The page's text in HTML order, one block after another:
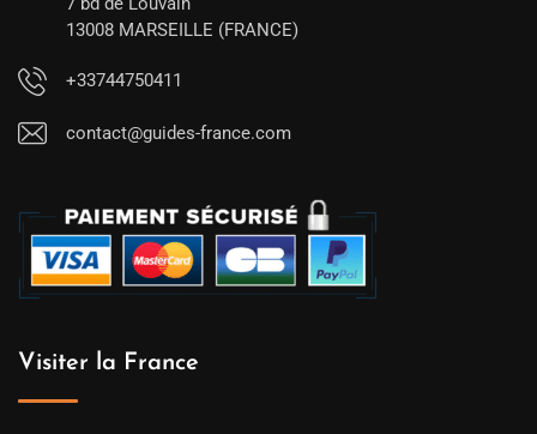
13008 MARSEILLE (FRANCE)
+33744750411
contact@guides-france.com
Visiter la France